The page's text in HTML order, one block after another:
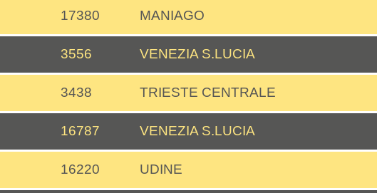
17380 MANIAGO
3556 VENEZIA S.LUCIA
3438 TRIESTE CENTRALE
16787 VENEZIA S.LUCIA
16220 UDINE